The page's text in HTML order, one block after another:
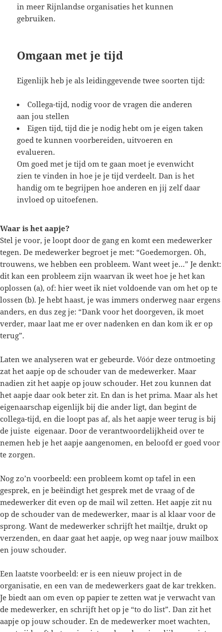
in meer Rijnlandse organisaties het kunnen
gebruiken.
Omgaan met je tijd
Eigenlijk heb je als leidinggevende twee soorten tijd:
Collega-tijd, nodig voor de vragen die anderen
aan jou stellen
Eigen tijd, tijd die je nodig hebt om je eigen taken
goed te kunnen voorbereiden, uitvoeren en
evalueren.
Om goed met je tijd om te gaan moet je evenwicht
zien te vinden in hoe je je tijd verdeelt. Dan is het
handig om te begrijpen hoe anderen en jij zelf daar
invloed op uitoefenen.
Waar is het aapje?
Stel je voor, je loopt door de gang en komt een medewerker
tegen. De medewerker begroet je met: “Goedemorgen. Oh,
trouwens, we hebben een probleem. Want weet je…” Je denkt:
dit kan een probleem zijn waarvan ik weet hoe je het kan
oplossen (a), of: hier weet ik niet voldoende van om het op te
lossen (b). Je hebt haast, je was immers onderweg naar ergens
anders, en dus zeg je: “Dank voor het doorgeven, ik moet
verder, maar laat me er over nadenken en dan kom ik er op
terug”.
Laten we analyseren wat er gebeurde. Vóór deze ontmoeting
zat het aapje op de schouder van de medewerker. Maar
nadien zit het aapje op jouw schouder. Het zou kunnen dat
het aapje daar ook beter zit. En dan is het prima. Maar als het
eigenaarschap eigenlijk bij die ander ligt, dan begint de
collega-tijd, en die loopt pas af, als het aapje weer terug is bij
de juiste eigenaar. Door de verantwoordelijkheid over te
nemen heb je het aapje aangenomen, en beloofd er goed voor
te zorgen.
Nog zo’n voorbeeld: een probleem komt op tafel in een
gesprek, en je beëindigt het gesprek met de vraag of de
medewerker dit even op de mail wil zetten. Het aapje zit nu
op de schouder van de medewerker, maar is al klaar voor de
sprong. Want de medewerker schrijft het mailtje, drukt op
verzenden, en daar gaat het aapje, op weg naar jouw mailbox
en jouw schouder.
Een laatste voorbeeld: er is een nieuw project in de
organisatie, en een van de medewerkers gaat de kar trekken.
Je biedt aan om even op papier te zetten wat je verwacht van
de medewerker, en schrijft het op je “to do list”. Dan zit het
aapje op jouw schouder. En de medewerker moet wachten,